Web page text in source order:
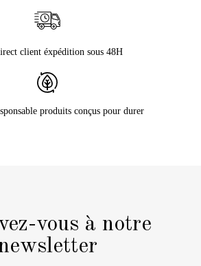
client éxpédition sous 48H
produits conçus pour durer
vous à notre